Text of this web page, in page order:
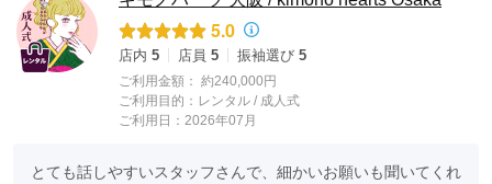
5.0
店内 5 店員 5 振袖選び 5
ご利用金額： 約240,000円
ご利用目的： レンタル / 成人式
ご利用日：2026年07月
とても話しやすいスタッフさんで、細かいお願いも聞いてくれ